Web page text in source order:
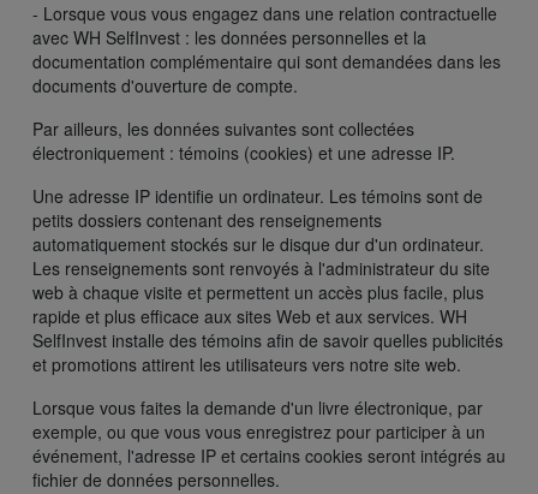
- Lorsque vous vous engagez dans une relation contractuelle
avec WH SelfInvest : les données personnelles et la
documentation complémentaire qui sont demandées dans les
documents d'ouverture de compte.
Par ailleurs, les données suivantes sont collectées
électroniquement : témoins (cookies) et une adresse IP.
Une adresse IP identifie un ordinateur. Les témoins sont de
petits dossiers contenant des renseignements
automatiquement stockés sur le disque dur d'un ordinateur.
Les renseignements sont renvoyés à l'administrateur du site
web à chaque visite et permettent un accès plus facile, plus
rapide et plus efficace aux sites Web et aux services. WH
SelfInvest installe des témoins afin de savoir quelles publicités
et promotions attirent les utilisateurs vers notre site web.
Lorsque vous faites la demande d'un livre électronique, par
exemple, ou que vous vous enregistrez pour participer à un
événement, l'adresse IP et certains cookies seront intégrés au
fichier de données personnelles.